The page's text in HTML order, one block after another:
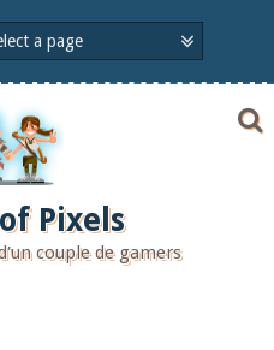
Pixels
couple de gamers